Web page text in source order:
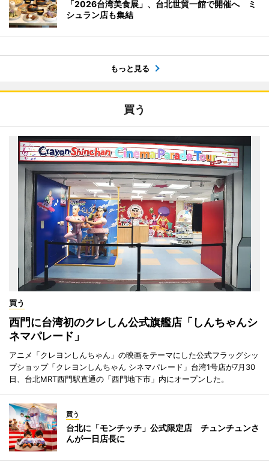
「2026台湾美食展」、台北世貿一館で開催へ ミ
シュラン店も集結
もっと見る
買う
買う
西門に台湾初のクレしん公式旗艦店「しんちゃんシ
ネマパレード」
アニメ「クレヨンしんちゃん」の映画をテーマにした公式フラッグシッ
プショップ「クレヨンしんちゃん シネマパレード」台湾1号店が7月30
日、台北MRT西門駅直通の「西門地下市」内にオープンした。
買う
台北に「モンチッチ」公式限定店 チュンチュンさ
んが一日店長に